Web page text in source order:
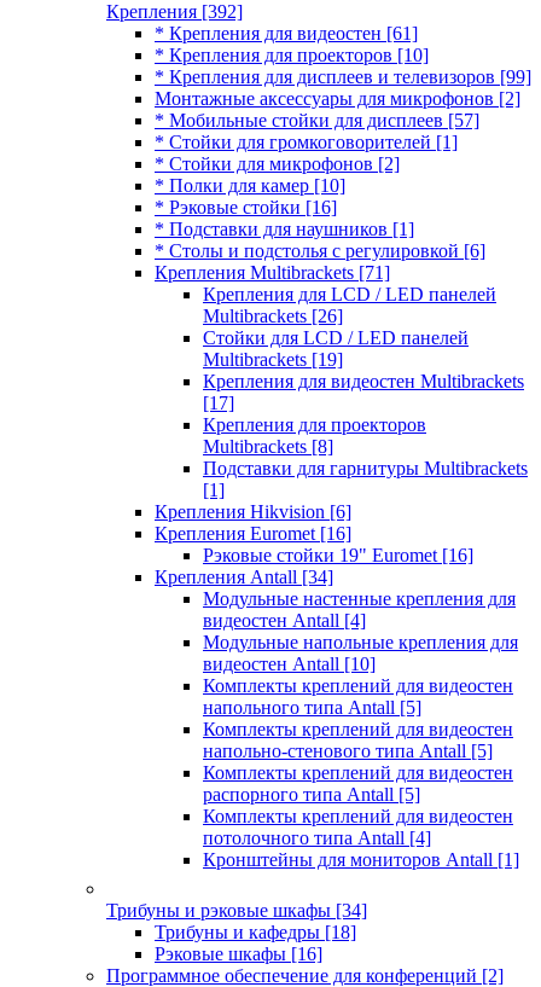
Крепления [392]
* Крепления для видеостен [61]
* Крепления для проекторов [10]
* Крепления для дисплеев и телевизоров [99]
Монтажные аксессуары для микрофонов [2]
* Мобильные стойки для дисплеев [57]
* Стойки для громкоговорителей [1]
* Стойки для микрофонов [2]
* Полки для камер [10]
* Рэковые стойки [16]
* Подставки для наушников [1]
* Столы и подстолья с регулировкой [6]
Крепления Multibrackets [71]
Крепления для LCD / LED панелей
Multibrackets [26]
Стойки для LCD / LED панелей
Multibrackets [19]
Крепления для видеостен Multibrackets
[17]
Крепления для проекторов
Multibrackets [8]
Подставки для гарнитуры Multibrackets
[1]
Крепления Hikvision [6]
Крепления Euromet [16]
Рэковые стойки 19" Euromet [16]
Крепления Antall [34]
Модульные настенные крепления для
видеостен Antall [4]
Модульные напольные крепления для
видеостен Antall [10]
Комплекты креплений для видеостен
напольного типа Antall [5]
Комплекты креплений для видеостен
напольно-стенового типа Antall [5]
Комплекты креплений для видеостен
распорного типа Antall [5]
Комплекты креплений для видеостен
потолочного типа Antall [4]
Кронштейны для мониторов Antall [1]
Трибуны и рэковые шкафы [34]
Трибуны и кафедры [18]
Рэковые шкафы [16]
Программное обеспечение для конференций [2]